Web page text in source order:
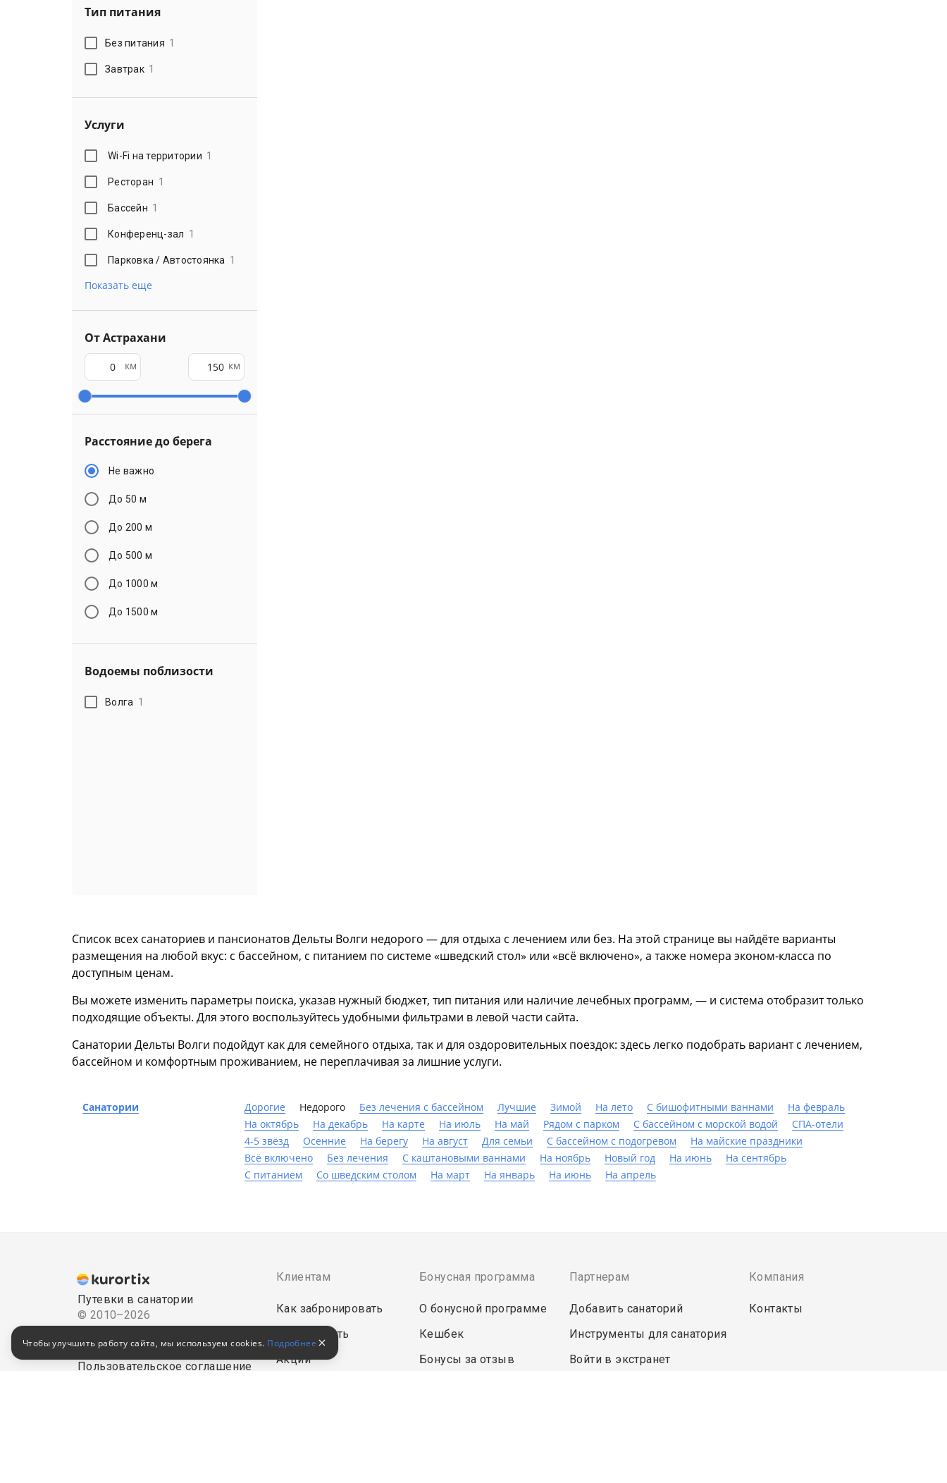
Тип питания
Без питания 1
Завтрак 1
Услуги
Wi-Fi на территории 1
Ресторан 1
Бассейн 1
Конференц-зал 1
Парковка / Автостоянка 1
Показать еще
От Астрахани
км км
Расстояние до берега
Не важно
До 50 м
До 200 м
До 500 м
До 1000 м
До 1500 м
Водоемы поблизости
Волга 1
Список всех санаториев и пансионатов Дельты Волги недорого — для отдыха с лечением или без. На этой странице вы найдёте варианты
размещения на любой вкус: с бассейном, с питанием по системе «шведский стол» или «всё включено», а также номера эконом-класса по
доступным ценам.
Вы можете изменить параметры поиска, указав нужный бюджет, тип питания или наличие лечебных программ, — и система отобразит только
подходящие объекты. Для этого воспользуйтесь удобными фильтрами в левой части сайта.
Санатории Дельты Волги подойдут как для семейного отдыха, так и для оздоровительных поездок: здесь легко подобрать вариант с лечением,
бассейном и комфортным проживанием, не переплачивая за лишние услуги.
Санатории Дорогие Недорого Без лечения с бассейном Лучшие Зимой На лето С бишофитными ваннами
На февраль
На октябрь
На декабрь На карте На июль На май Рядом с парком С бассейном с морской водой
СПА-отели
4-5 звёзд
Осенние На берегу На август Для семьи С бассейном с подогревом
На майские праздники
Всё включено
Без лечения С каштановыми ваннами На ноябрь Новый год На июнь
На сентябрь
С питанием
Со шведским столом На март На январь На июнь На апрель
Путевки в санатории
© 2010–2026
Российский сервис
бронирования
Пользовательское соглашение
Клиентам
Как забронировать
Как оплатить
Акции
Бонусная программа
О бонусной программе
Кешбек
Бонусы за отзыв
Партнерам
Добавить санаторий
Инструменты для санатория
Войти в экстранет
Компания
Контакты
Чтобы улучшить работу сайта, мы используем cookies. Подробнее